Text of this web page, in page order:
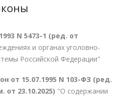
N 5473-1 (ред. от
и органах уголовно-
Российской Федерации"
от 15.07.1995 N 103-ФЗ (ред.
от 23.10.2025) "О содержании